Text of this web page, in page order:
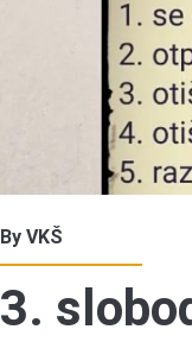
ByVKŠ
3.